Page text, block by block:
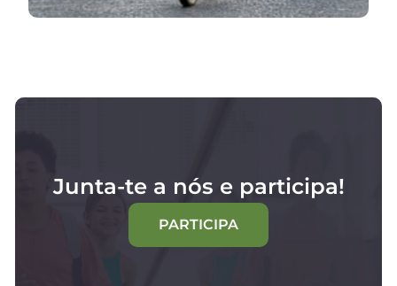
Junta-te a nós e participa!
PARTICIPA